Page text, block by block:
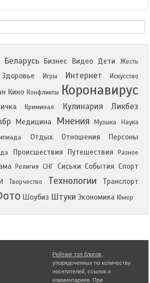
Беларусь Бизнес Видео Дети
Жесть
Здоровье Игры Интернет Искусство
Кино Конфликты Коронавирус
Криминал Кулинария Ликбез
Медицина Мнения Музыка Наука
Отдых Отношения Персоны
Происшествия Путешествия
Разное
Религия СНГ Сиськи События Спорт
Творчество Технологии Транспорт
Шоубиз Штуки Экономика Юмор
Рейтинг топ блогов
упорядоченных по количеству
посетителей, ссылок и
комментариев. При